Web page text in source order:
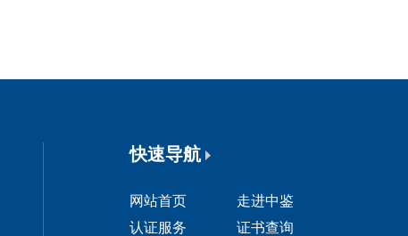
快速导航
网站首页
走进中鉴
认证服务
证书查询